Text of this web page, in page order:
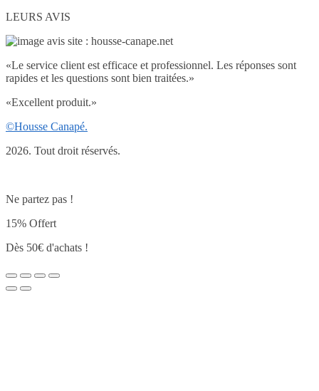
LEURS AVIS
«Le service client est efficace et professionnel. Les réponses sont
rapides et les questions sont bien traitées.»
«Excellent produit.»
©Housse Canapé.
2026. Tout droit réservés.
Ne partez pas !
15% Offert
Dès 50€ d'achats !